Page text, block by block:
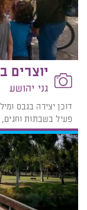
יוצרים
גני יהושע
דוכן יצירה בגבס
פעיל בשבתות